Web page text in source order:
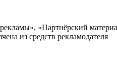
«Партнёрский
из средств рекламодателя